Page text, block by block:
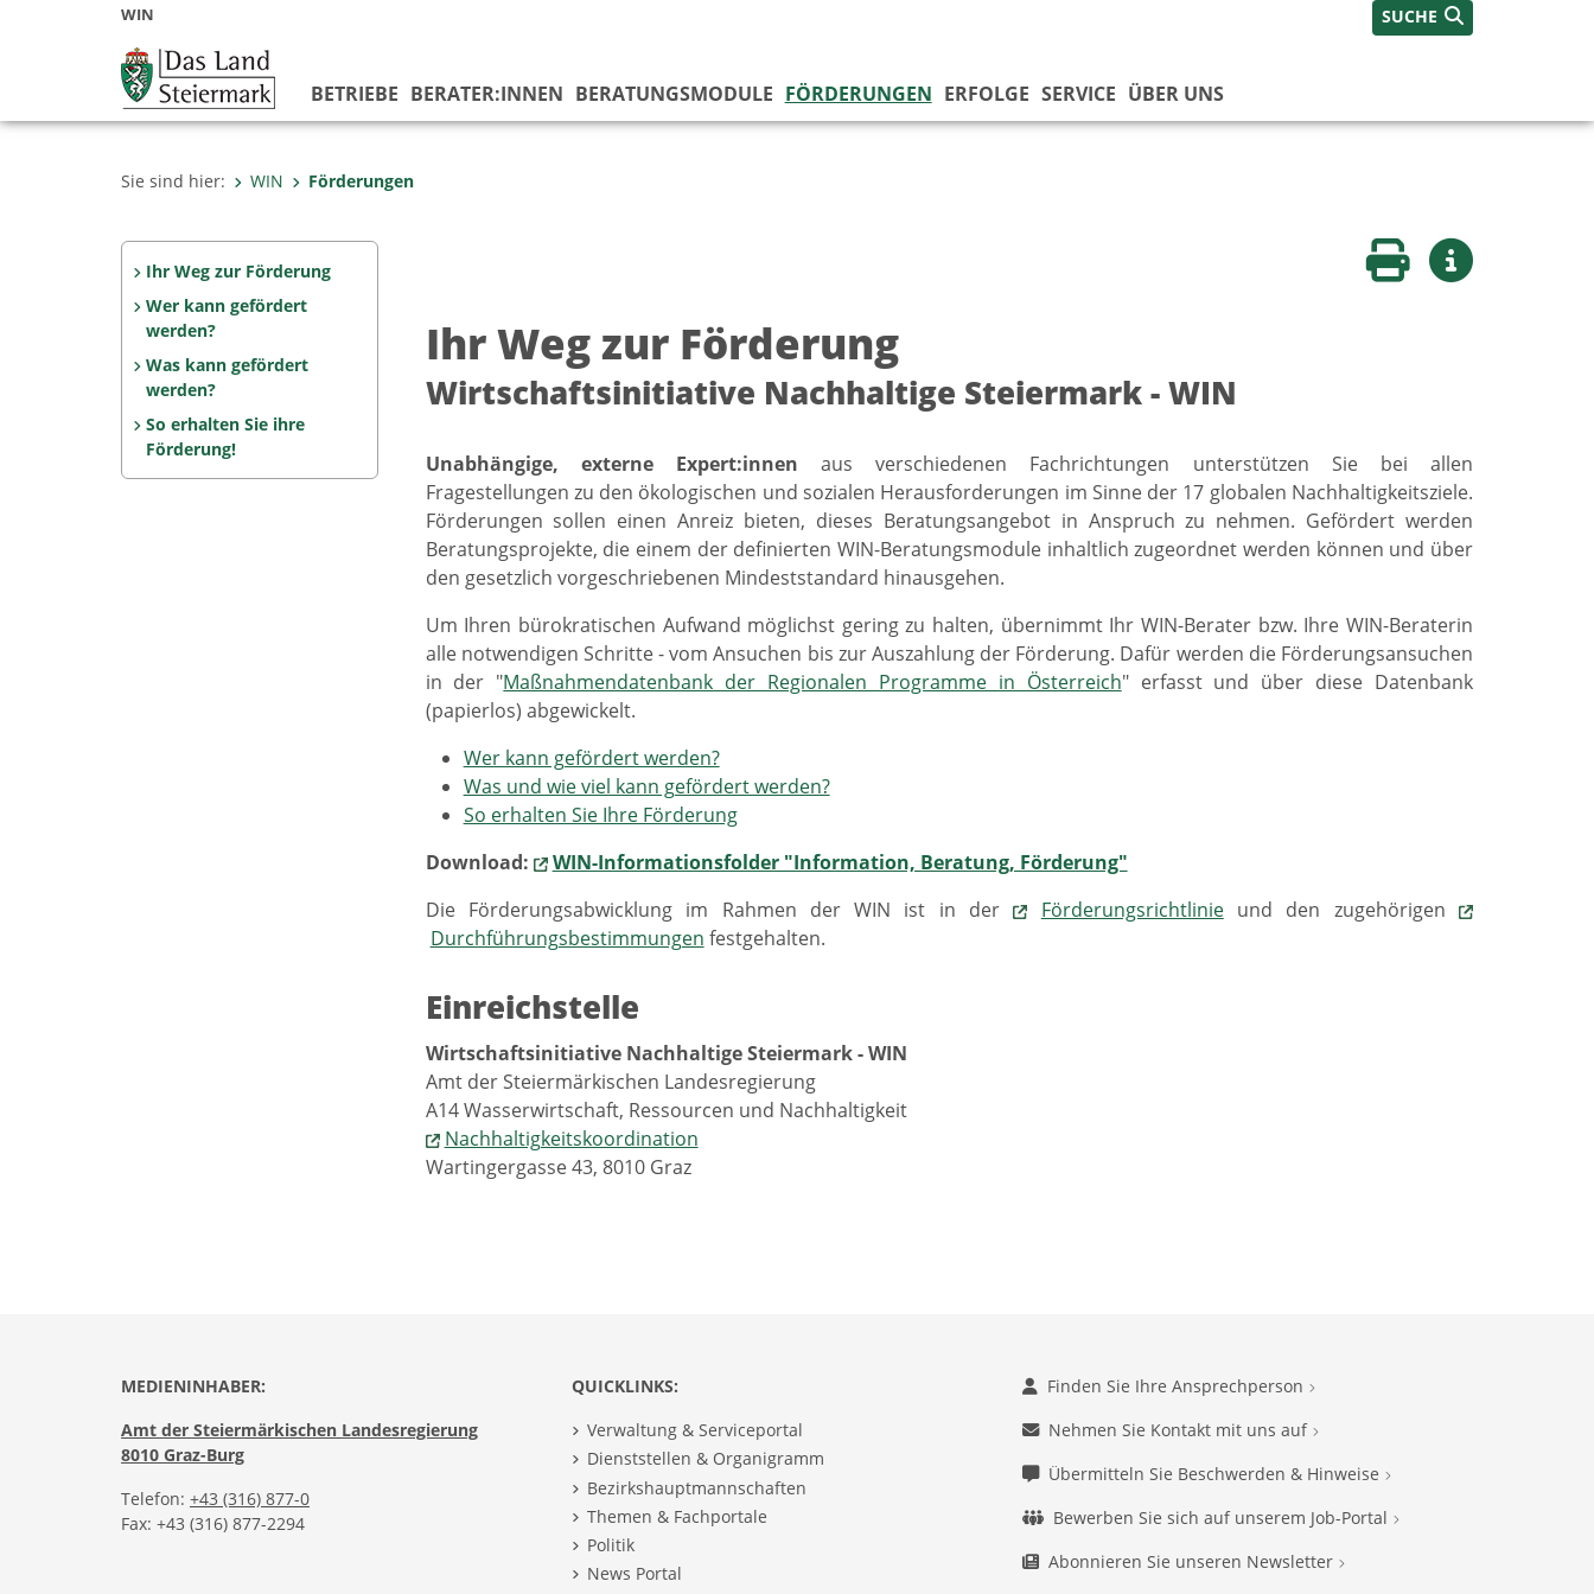
WIN SUCHE
BETRIEBE BERATER:INNEN BERATUNGSMODULE FÖRDERUNGEN ERFOLGE SERVICE ÜBER UNS
Sie sind hier: WIN Förderungen
Ihr Weg zur Förderung
Wer kann gefördert
werden?
Was kann gefördert
werden?
So erhalten Sie ihre
Förderung!
Seite druckenWeitere Infos
Ihr Weg zur Förderung
Wirtschaftsinitiative Nachhaltige Steiermark - WIN
Unabhängige, externe Expert:innen aus verschiedenen Fachrichtungen unterstützen Sie bei allen
Fragestellungen zu den ökologischen und sozialen Herausforderungen im Sinne der 17 globalen Nachhaltigkeitsziele.
Förderungen sollen einen Anreiz bieten, dieses Beratungsangebot in Anspruch zu nehmen. Gefördert werden
Beratungsprojekte, die einem der definierten WIN-Beratungsmodule inhaltlich zugeordnet werden können und über
den gesetzlich vorgeschriebenen Mindeststandard hinausgehen.
Um Ihren bürokratischen Aufwand möglichst gering zu halten, übernimmt Ihr WIN-Berater bzw. Ihre WIN-Beraterin
alle notwendigen Schritte - vom Ansuchen bis zur Auszahlung der Förderung. Dafür werden die Förderungsansuchen
in der "Maßnahmendatenbank der Regionalen Programme in Österreich" erfasst und über diese Datenbank
(papierlos) abgewickelt.
Wer kann gefördert werden?
Was und wie viel kann gefördert werden?
So erhalten Sie Ihre Förderung
Download:
WIN-Informationsfolder "Information, Beratung, Förderung"
Die Förderungsabwicklung im Rahmen der WIN ist in der
Förderungsrichtlinieund den zugehörigen
Durchführungsbestimmungen festgehalten.
Einreichstelle
Wirtschaftsinitiative Nachhaltige Steiermark - WIN
Amt der Steiermärkischen Landesregierung
A14 Wasserwirtschaft, Ressourcen und Nachhaltigkeit
Nachhaltigkeitskoordination
Wartingergasse 43, 8010 Graz
MEDIENINHABER:
Amt der Steiermärkischen Landesregierung
8010 Graz-Burg
Telefon: +43 (316) 877-0
Fax: +43 (316) 877-2294
QUICKLINKS:
Verwaltung & Serviceportal
Dienststellen & Organigramm
Bezirkshauptmannschaften
Themen & Fachportale
Politik
News Portal
Finden Sie Ihre Ansprechperson
Nehmen Sie Kontakt mit uns auf
Übermitteln Sie Beschwerden & Hinweise
Bewerben Sie sich auf unserem Job-Portal
Abonnieren Sie unseren Newsletter